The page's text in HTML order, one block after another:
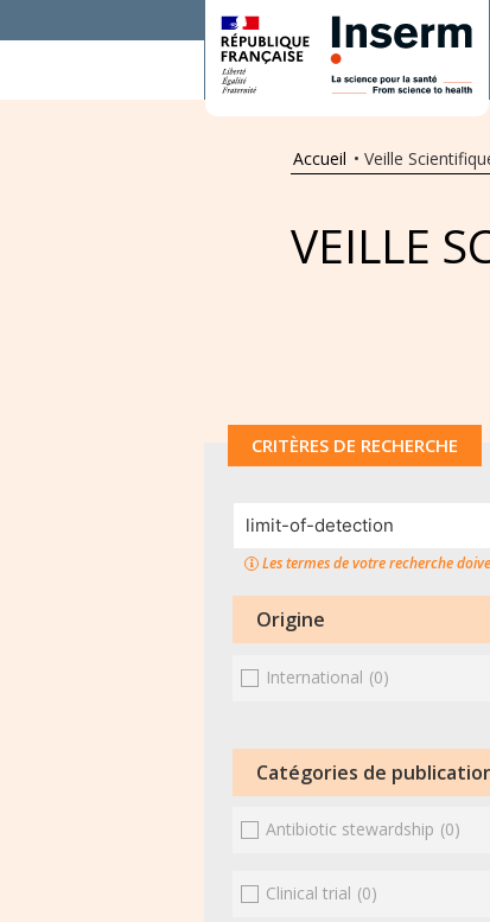
Accueil • Veille
VEILLE
CRITÈRES DE RECHERCHE
Les termes de votre recherche
Origine
International (0)
Catégories de
Antibiotic stewardship (0)
Clinical trial (0)